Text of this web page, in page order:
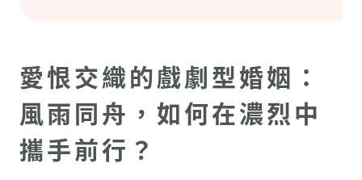
愛恨交織的戲劇型婚姻：
風雨同舟，如何在濃烈中
攜手前行？